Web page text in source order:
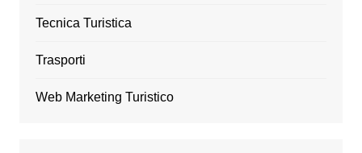
Tecnica Turistica
Trasporti
Web Marketing Turistico